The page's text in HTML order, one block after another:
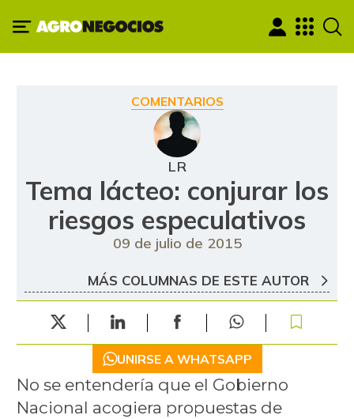
COMENTARIOS
LR
Tema lácteo: conjurar los
riesgos especulativos
09 de julio de 2015
MÁS COLUMNAS DE ESTE AUTOR
UNIRSE A WHATSAPP
No se entendería que el Gobierno
Nacional acogiera propuestas de